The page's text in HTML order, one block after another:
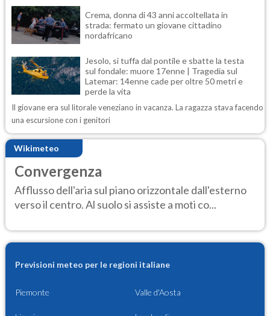
Crema, donna di 43 anni accoltellata in
strada: fermato un giovane cittadino
nordafricano
Jesolo, si tuffa dal pontile e sbatte la testa
sul fondale: muore 17enne | Tragedia sul
Latemar: 14enne cade per oltre 50 metri e
perde la vita
Il giovane era sul litorale veneziano in vacanza. La ragazza stava facendo
una escursione con i genitori
Wikimeteo
Convergenza
Afflusso dell'aria sul piano orizzontale dall'esterno
verso il centro. Al suolo si assiste a moti co...
Previsioni meteo per le regioni italiane
Piemonte Valle d'Aosta